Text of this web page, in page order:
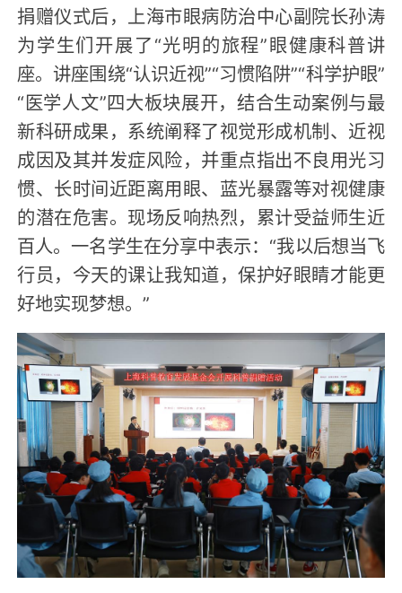
捐赠仪式后，上海市眼病防治中心副院长孙涛
为学生们开展了“光明的旅程”眼健康科普讲
座。讲座围绕“认识近视”“习惯陷阱”“科学护眼”
“医学人文”四大板块展开，结合生动案例与最
新科研成果，系统阐释了视觉形成机制、近视
成因及其并发症风险，并重点指出不良用光习
惯、长时间近距离用眼、蓝光暴露等对视健康
的潜在危害。现场反响热烈，累计受益师生近
百人。一名学生在分享中表示：“我以后想当飞
行员，今天的课让我知道，保护好眼睛才能更
好地实现梦想。”